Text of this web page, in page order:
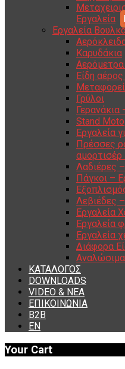
Εργαλεία
Εργαλεία
Καρυδάκια
Είδη
Γρύλοι
Stand Moto
Εργαλεία
Πρέσσες
Λαδιέρες
Πάγκοι –
Λεβιέδες
Εργαλεία
Εργαλεία
Εργαλεία
Διάφορα
Αναλώσιμα
ΚΑΤΑΛΟΓΟΣ
DOWNLOADS
VIDEO & ΝΕΑ
ΕΠΙΚΟΙΝΩΝΙΑ
B2B
ΕΝ
Your Cart